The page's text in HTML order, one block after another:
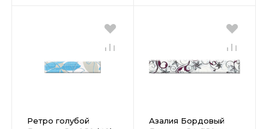
Ретро голубой
Азалия Бордовый